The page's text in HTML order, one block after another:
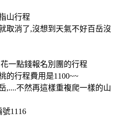
山行程
取消了,沒想到天氣不好百岳沒
一點錢報名別團的行程
的行程費用是1100~~
,....不然再這樣重複爬一樣的山
號1116